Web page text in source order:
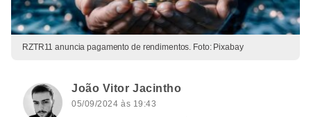
RZTR11 anuncia pagamento de rendimentos. Foto: Pixabay
João Vitor Jacintho
05/09/2024 às 19:43